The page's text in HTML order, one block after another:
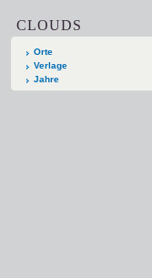
CLOUDS
Orte
Verlage
Jahre